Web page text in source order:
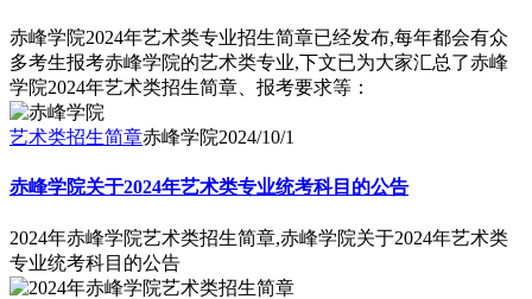
赤峰学院2024年艺术类专业招生简章已经发布,每年都会有众
多考生报考赤峰学院的艺术类专业,下文已为大家汇总了赤峰
学院2024年艺术类招生简章、报考要求等：
艺术类招生简章赤峰学院2024/10/1
赤峰学院关于2024年艺术类专业统考科目的公告
2024年赤峰学院艺术类招生简章,赤峰学院关于2024年艺术类
专业统考科目的公告